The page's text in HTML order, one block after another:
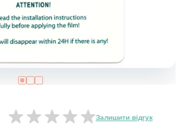
Залишити відгук